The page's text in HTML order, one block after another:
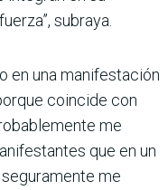
subraya.
en una manifestación
coincide con
me
que en un
me